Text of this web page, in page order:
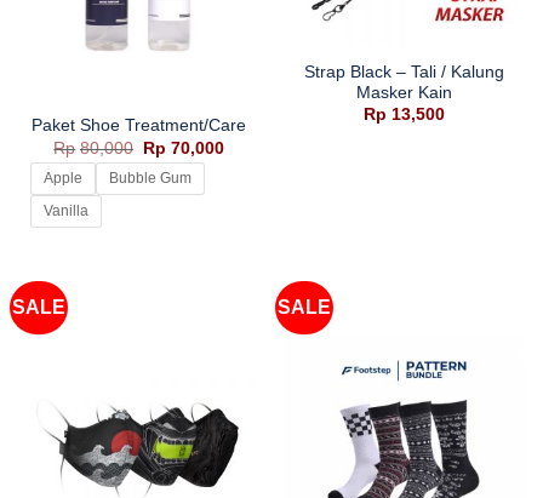
Paket Shoe Treatment/Care
Rp 80,000
Harga
aslinya
adalah:
Rp80,000.
Rp 70,000Harga
Apple
Bubble Gum
Vanilla
Strap Black – Tali / Kalung
Masker Kain
Rp 13,500
SALE SALE